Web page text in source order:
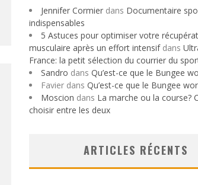
Jennifer Cormier dans Documentaire
indispensables
5 Astuces pour optimiser votre
musculaire après un effort intensifdans
France: la petit sélection du courrier du
Sandro dans Qu’est-ce que le Bungee
Favier dans Qu’est-ce que le Bungee
Moscion dans La marche ou la course?
choisir entre les deux
ARTICLES RÉCENTS